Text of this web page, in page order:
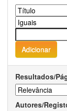
Resultados/
Autores/